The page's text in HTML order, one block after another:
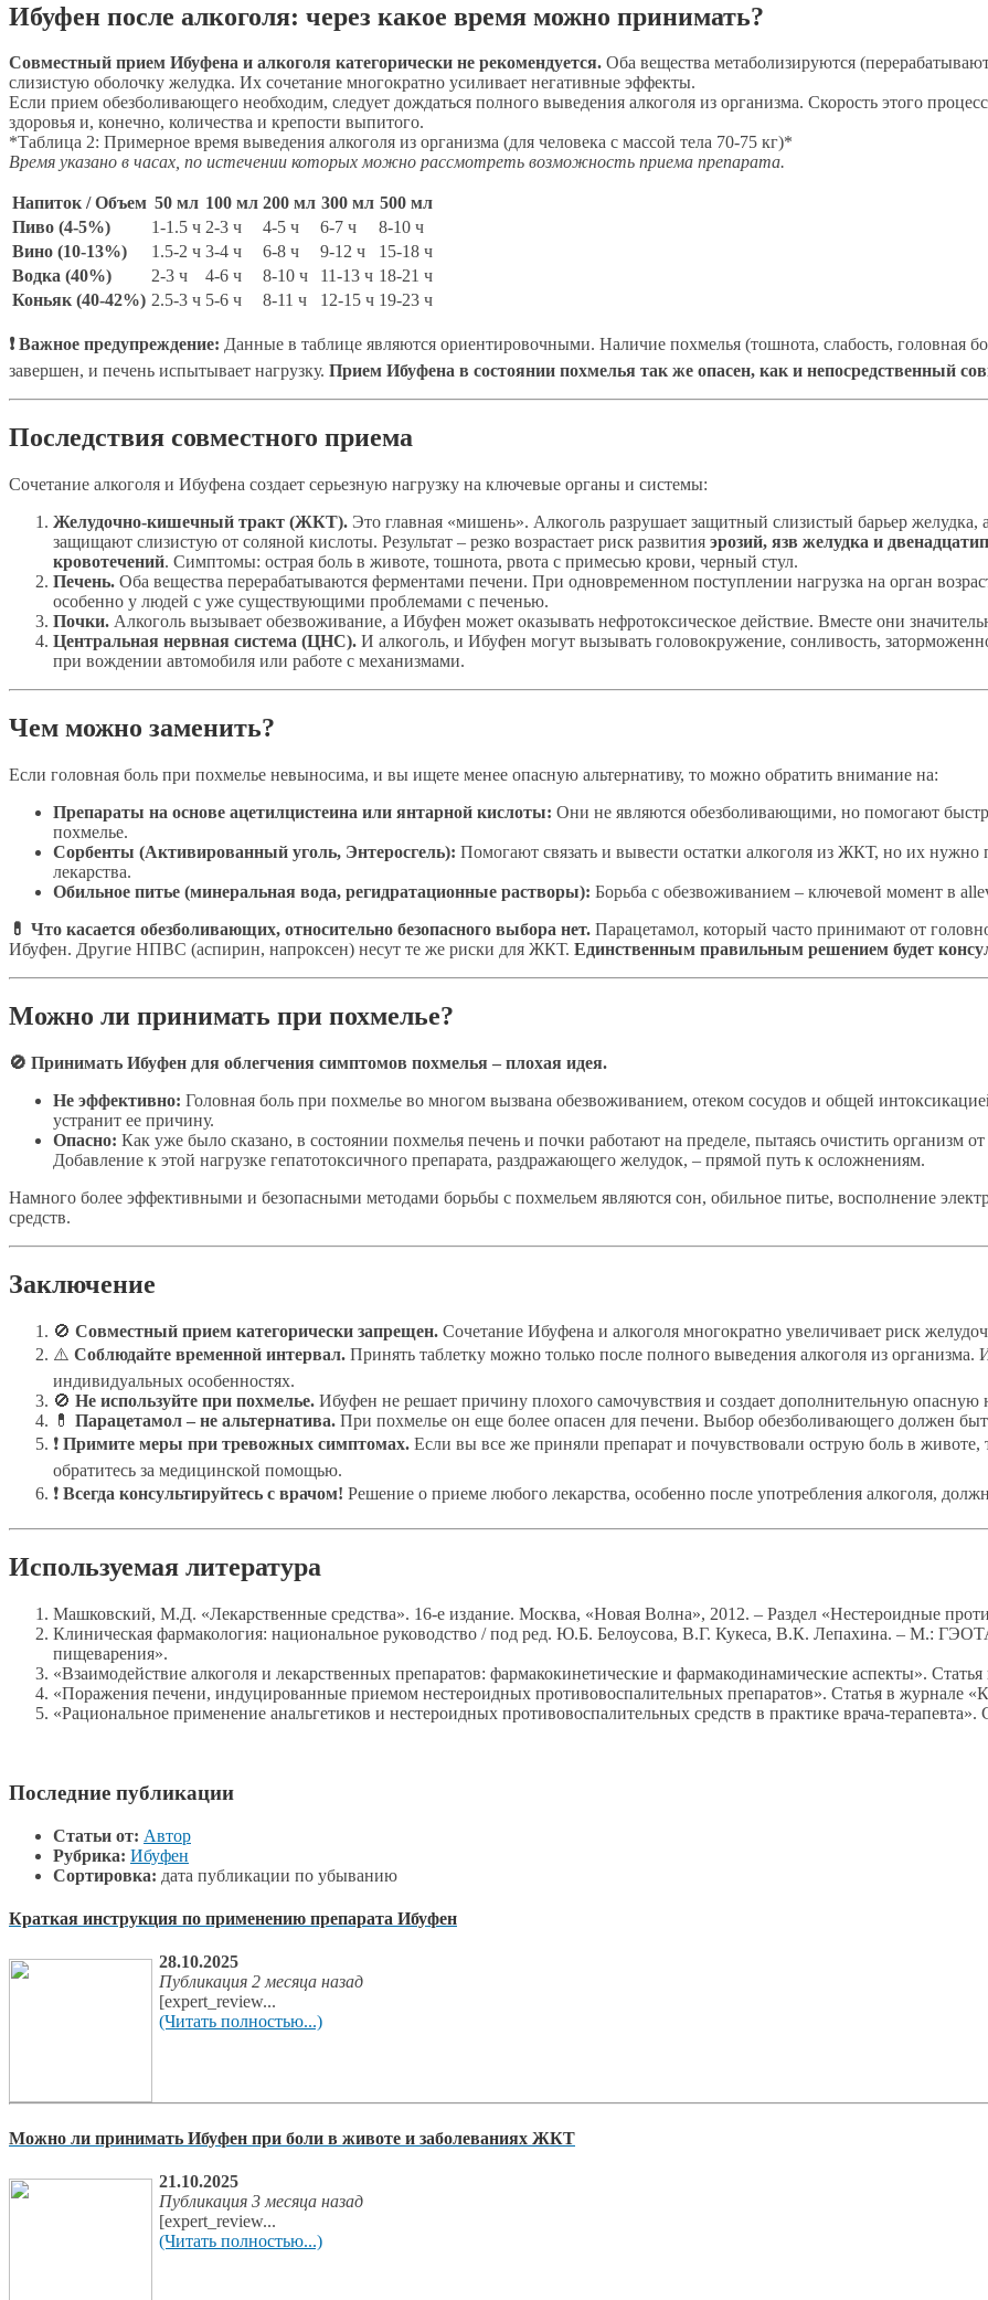
Ибуфен после алкоголя: через какое время можно принимать?
Совместный прием Ибуфена и алкоголя категорически не рекомендуется. Оба вещества метаболизируются
слизистую оболочку желудка. Их сочетание многократно усиливает негативные эффекты.
Если прием обезболивающего необходим, следует дождаться полного выведения алкоголя из организма. Скорость этого
здоровья и, конечно, количества и крепости выпитого.
*Таблица 2: Примерное время выведения алкоголя из организма (для человека с массой тела 70-75 кг)*
Время указано в часах, по истечении которых можно рассмотреть возможность приема препарата.
Напиток / Объем 50 мл 100 мл 200 мл 300 мл 500 мл
Пиво (4-5%)
1-1.5 ч 2-3 ч 4-5 ч 6-7 ч
8-10 ч
Вино (10-13%)
1.5-2 ч 3-4 ч 6-8 ч 9-12 ч
15-18 ч
Водка (40%)
2-3 ч 4-6 ч 8-10 ч 11-13 ч 18-21 ч
Коньяк (40-42%) 2.5-3 ч 5-6 ч 8-11 ч 12-15 ч 19-23 ч
❗ Важное предупреждение: Данные в таблице являются ориентировочными. Наличие похмелья (тошнота, слабость, головная
завершен, и печень испытывает нагрузку. Прием Ибуфена в состоянии похмелья так же опасен, как и непосредственный
Последствия совместного приема
Сочетание алкоголя и Ибуфена создает серьезную нагрузку на ключевые органы и системы:
Желудочно-кишечный тракт (ЖКТ). Это главная «мишень». Алкоголь разрушает защитный слизистый барьер
защищают слизистую от соляной кислоты. Результат – резко возрастает риск развития эрозий, язв желудка и
кровотечений. Симптомы: острая боль в животе, тошнота, рвота с примесью крови, черный стул.
Печень. Оба вещества перерабатываются ферментами печени. При одновременном поступлении нагрузка на орган
особенно у людей с уже существующими проблемами с печенью.
Почки. Алкоголь вызывает обезвоживание, а Ибуфен может оказывать нефротоксическое действие. Вместе они
Центральная нервная система (ЦНС). И алкоголь, и Ибуфен могут вызывать головокружение, сонливость,
при вождении автомобиля или работе с механизмами.
Чем можно заменить?
Если головная боль при похмелье невыносима, и вы ищете менее опасную альтернативу, то можно обратить внимание на:
Препараты на основе ацетилцистеина или янтарной кислоты: Они не являются обезболивающими, но помогают
похмелье.
Сорбенты (Активированный уголь, Энтеросгель): Помогают связать и вывести остатки алкоголя из ЖКТ, но их
лекарства.
Обильное питье (минеральная вода, регидратационные растворы): Борьба с обезвоживанием – ключевой момент в
💊 Что касается обезболивающих, относительно безопасного выбора нет. Парацетамол, который часто принимают от
Ибуфен. Другие НПВС (аспирин, напроксен) несут те же риски для ЖКТ. Единственным правильным решением будет
Можно ли принимать при похмелье?
🚫 Принимать Ибуфен для облегчения симптомов похмелья – плохая идея.
Не эффективно: Головная боль при похмелье во многом вызвана обезвоживанием, отеком сосудов и общей
устранит ее причину.
Опасно: Как уже было сказано, в состоянии похмелья печень и почки работают на пределе, пытаясь очистить организм от
Добавление к этой нагрузке гепатотоксичного препарата, раздражающего желудок, – прямой путь к осложнениям.
Намного более эффективными и безопасными методами борьбы с похмельем являются сон, обильное питье, восполнение
средств.
Заключение
🚫 Совместный прием категорически запрещен. Сочетание Ибуфена и алкоголя многократно увеличивает риск
⚠️ Соблюдайте временной интервал. Принять таблетку можно только после полного выведения алкоголя из
индивидуальных особенностях.
🚫 Не используйте при похмелье. Ибуфен не решает причину плохого самочувствия и создает дополнительную опасную
💊 Парацетамол – не альтернатива. При похмелье он еще более опасен для печени. Выбор обезболивающего должен
❗ Примите меры при тревожных симптомах. Если вы все же приняли препарат и почувствовали острую боль в
обратитесь за медицинской помощью.
❗ Всегда консультируйтесь с врачом! Решение о приеме любого лекарства, особенно после употребления алкоголя,
Используемая литература
Машковский, М.Д. «Лекарственные средства». 16-е издание. Москва, «Новая Волна», 2012. – Раздел «Нестероидные
Клиническая фармакология: национальное руководство / под ред. Ю.Б. Белоусова, В.Г. Кукеса, В.К. Лепахина. – М.:
пищеварения».
«Взаимодействие алкоголя и лекарственных препаратов: фармакокинетические и фармакодинамические аспекты».
«Поражения печени, индуцированные приемом нестероидных противовоспалительных препаратов». Статья в журнале
«Рациональное применение анальгетиков и нестероидных противовоспалительных средств в практике врача-
Последние публикации
Статьи от: Автор
Рубрика: Ибуфен
Сортировка: дата публикации по убыванию
Краткая инструкция по применению препарата Ибуфен
28.10.2025
Публикация 2 месяца назад
[expert_review...
(Читать полностью...)
Можно ли принимать Ибуфен при боли в животе и заболеваниях ЖКТ
21.10.2025
Публикация 3 месяца назад
[expert_review...
(Читать полностью...)